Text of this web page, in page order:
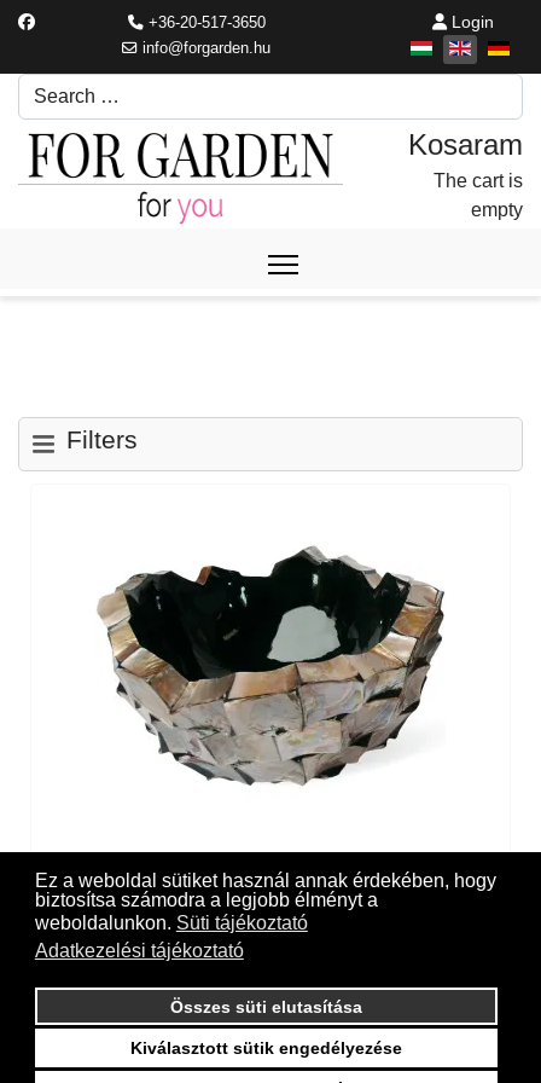
Ez a weboldal sütiket használ annak érdekében, hogy
biztosítsa számodra a legjobb élményt a
weboldalunkon. Süti tájékoztató
Adatkezelési tájékoztató
Összes süti elutasítása
Kiválasztott sütik engedélyezése
+36-20-517-3650
info@forgarden.hu
Login
Search
Írjon be egy keresési kifejezést.
The cart is
empty
Filters
Shell bowl, pearl brown
Online payment on our website with the support of CIB Bank